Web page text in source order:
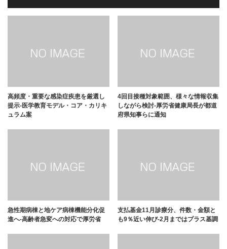
高頻度・重要な感染症疾患を厳選し
提示-医学教育モデル・コア・カリキ
ュラム案
4回目接種対象範囲、様々な情報収集
しながら検討-厚労省健康局長が都道
府県知事らに通知
急性期病棟と地ケア病棟機能分化促
進へ-高齢者急変への対応で厚労省
支払基金11月診療分、件数・金額と
も9％近い伸び-2月まではプラス基調